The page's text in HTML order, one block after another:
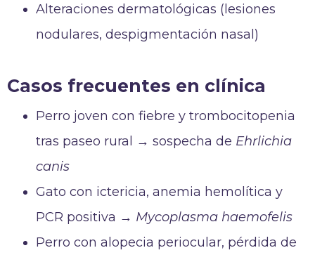
Alteraciones dermatológicas (lesiones
nodulares, despigmentación nasal)
Casos frecuentes en clínica
Perro joven con fiebre y trombocitopenia
tras paseo rural → sospecha de Ehrlichia
canis
Gato con ictericia, anemia hemolítica y
PCR positiva → Mycoplasma haemofelis
Perro con alopecia periocular, pérdida de